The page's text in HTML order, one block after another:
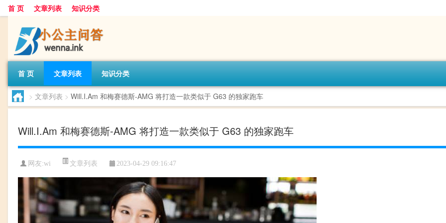
首 页 文章列表 知识分类
首 页 文章列表 知识分类
> 文章列表 > Will.I.Am 和梅赛德斯-AMG 将打造一款类似于 G63 的独家跑车
Will.I.Am 和梅赛德斯-AMG 将打造一款类似于 G63 的独家跑车
网友:wi 文章列表 2023-04-29 09:16:47